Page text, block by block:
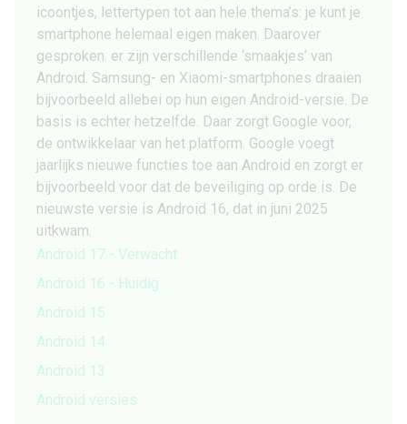
icoontjes, lettertypen tot aan hele thema’s: je kunt je
smartphone helemaal eigen maken. Daarover
gesproken: er zijn verschillende ‘smaakjes’ van
Android. Samsung- en Xiaomi-smartphones draaien
bijvoorbeeld allebei op hun eigen Android-versie. De
basis is echter hetzelfde. Daar zorgt Google voor,
de ontwikkelaar van het platform. Google voegt
jaarlijks nieuwe functies toe aan Android en zorgt er
bijvoorbeeld voor dat de beveiliging op orde is. De
nieuwste versie is Android 16, dat in juni 2025
uitkwam.
Android 17 - Verwacht
Android 16 - Huidig
Android 15
Android 14
Android 13
Android versies